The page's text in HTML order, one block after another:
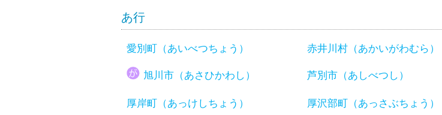
あ行
愛別町（あいべつちょう） 赤井川村（あかいがわむら）
旭川市（あさひかわし） 芦別市（あしべつし）
厚岸町（あっけしちょう） 厚沢部町（あっさぶちょう）